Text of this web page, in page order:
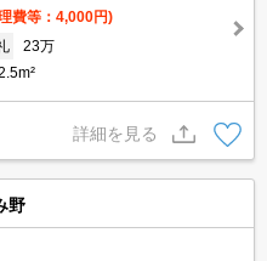
費等：4,000円)
23万
詳細を見る
野